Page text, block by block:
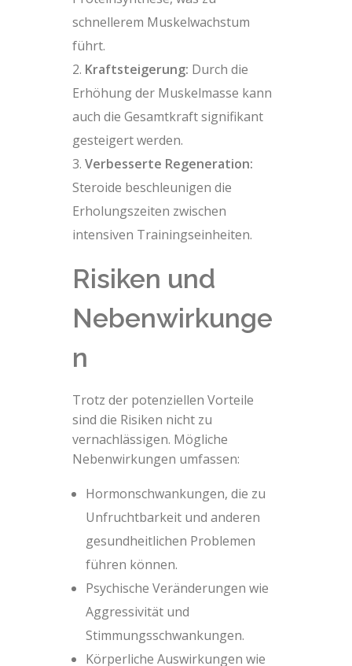
schnellerem Muskelwachstum
führt.
Kraftsteigerung: Durch die
Erhöhung der Muskelmasse kann
auch die Gesamtkraft signifikant
gesteigert werden.
Verbesserte Regeneration:
Steroide beschleunigen die
Erholungszeiten zwischen
intensiven Trainingseinheiten.
Risiken und
Nebenwirkunge
n
Trotz der potenziellen Vorteile
sind die Risiken nicht zu
vernachlässigen. Mögliche
Nebenwirkungen umfassen:
Hormonschwankungen, die zu
Unfruchtbarkeit und anderen
gesundheitlichen Problemen
führen können.
Psychische Veränderungen wie
Aggressivität und
Stimmungsschwankungen.
Körperliche Auswirkungen wie